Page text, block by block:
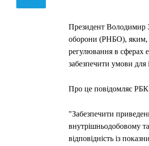
Президент Володимир
оборони (РНБО), яким,
регулювання в сферах
забезпечити умови для
Про це повідомляє
"Забезпечити
внутрішньодобовому
відповідність із